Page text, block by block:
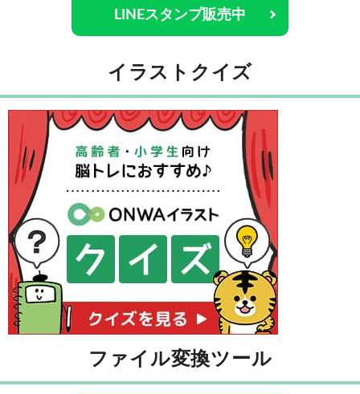
LINEスタンプ販売中
イラストクイズ
ファイル変換ツール